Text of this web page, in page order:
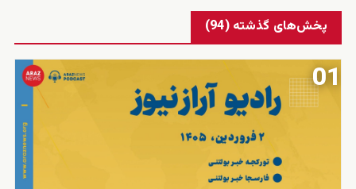
پخش‌های گذشته (94)
01